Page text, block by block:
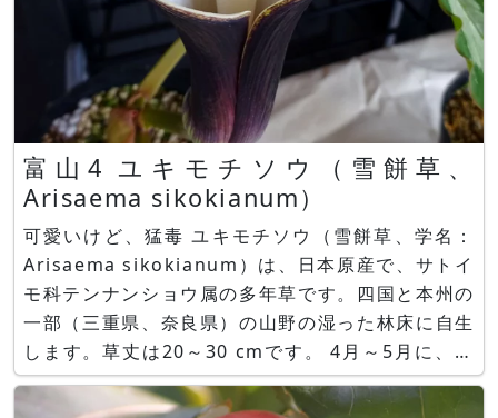
富山4 ユキモチソウ（雪餅草、
Arisaema sikokianum）
可愛いけど、猛毒 ユキモチソウ（雪餅草、学名：
Arisaema sikokianum）は、日本原産で、サトイ
モ科テンナンショウ属の多年草です。四国と本州の
一部（三重県、奈良県）の山野の湿った林床に自生
します。草丈は20～30 cmです。 4月～5月に、偽
茎に2枚の葉を付け中央から1本の花茎を伸ばしま
す。葉は鳥足状に付きます。仏炎苞は長さ8～12